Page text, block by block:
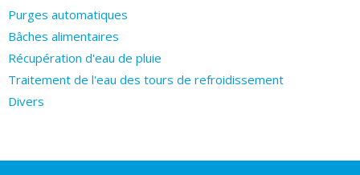
Purges automatiques
Bâches alimentaires
Récupération d'eau de pluie
Traitement de l'eau des tours de refroidissement
Divers